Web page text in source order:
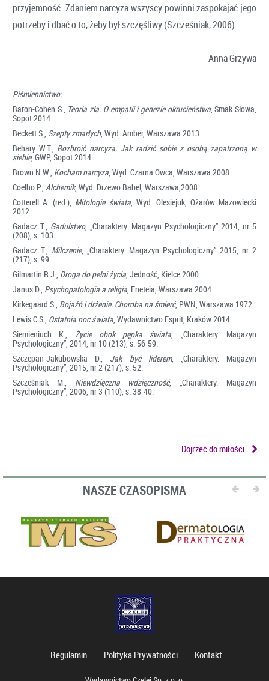
przyjemność. Zdaniem narcyza wszyscy powinni zaspokajać jego
potrzeby i dbać o to, żeby był szczęśliwy (Szcześniak, 2006).
Anna Grzywa
Piśmiennictwo:
Baron-Cohen S., Teoria zła. O empatii i genezie okrucieństwa, Smak Słowa,
Sopot 2014.
Beckett S., Szepty zmarłych, Wyd. Amber, Warszawa 2013.
Behary W.T., Rozbroić narcyza. Jak radzić sobie z osobą zapatrzoną w
siebie, GWP, Sopot 2014.
Brown N.W., Kocham narcyza, Wyd. Czarna Owca, Warszawa 2008.
Coelho P., Alchemik, Wyd. Drzewo Babel, Warszawa,2008.
Cotterell A. (red.), Mitologie świata, Wyd. Olesiejuk, Ożarów Mazowiecki
2012.
Gadacz T., Gadulstwo, „Charaktery. Magazyn Psychologiczny” 2014, nr 5
(208), s. 103.
Gadacz T., Milczenie, „Charaktery. Magazyn Psychologiczny” 2015, nr 2
(217), s. 99.
Gilmartin R.J., Droga do pełni życia, Jedność, Kielce 2000.
Janus D., Psychopatologia a religia, Eneteia, Warszawa 2004.
Kirkegaard S., Bojaźń i drżenie. Choroba na śmierć, PWN, Warszawa 1972.
Lewis C.S., Ostatnia noc świata, Wydawnictwo Esprit, Kraków 2014.
Siemieniuch K., Życie obok pępka świata, „Charaktery. Magazyn
Psychologiczny”, 2014, nr 10 (213), s. 56-59.
Szczepan-Jakubowska D., Jak być liderem, „Charaktery. Magazyn
Psychologiczny”, 2015, nr 2 (217), s. 52.
Szcześniak M., Niewdzięczna wdzięczność, „Charaktery. Magazyn
Psychologiczny”, 2006, nr 3 (110), s. 38-40.
Dojrzeć do miłości
NASZE CZASOPISMA
Regulamin Polityka Prywatności Kontakt